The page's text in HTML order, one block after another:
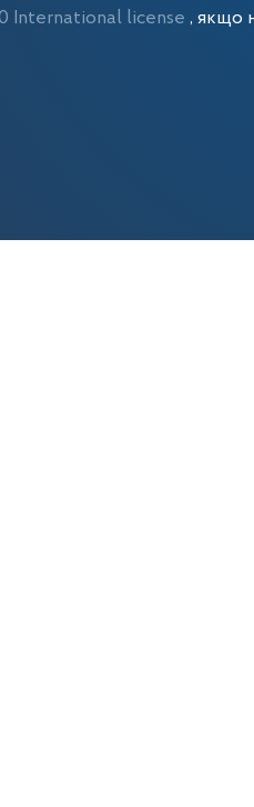
International license, якщо